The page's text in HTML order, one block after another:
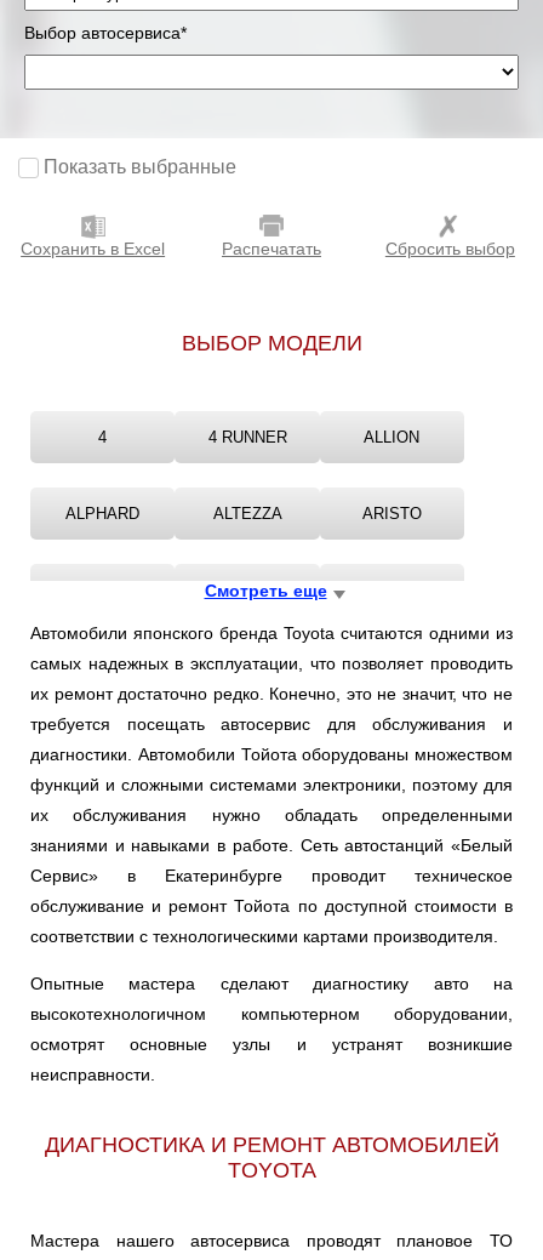
Выбор автосервиса*
Показать выбранные
Сохранить в Excel Распечатать Сбросить выбор
ВЫБОР МОДЕЛИ
4 4 RUNNER ALLION
ALPHARD ALTEZZA ARISTO
AVALON
AYGO BREVIS CALDINA
CARINA CAVALIER CELICA
CENTURY CHASER
CROWN CYNOS DUET
Смотреть еще
Автомобили японского бренда Toyota считаются одними из
самых надежных в эксплуатации, что позволяет проводить
их ремонт достаточно редко. Конечно, это не значит, что не
требуется посещать автосервис для обслуживания и
диагностики. Автомобили Тойота оборудованы множеством
функций и сложными системами электроники, поэтому для
их обслуживания нужно обладать определенными
знаниями и навыками в работе. Сеть автостанций «Белый
Сервис» в Екатеринбурге проводит техническое
обслуживание и ремонт Тойота по доступной стоимости в
соответствии с технологическими картами производителя.
Опытные мастера сделают диагностику авто на
высокотехнологичном компьютерном оборудовании,
осмотрят основные узлы и устранят возникшие
неисправности.
ДИАГНОСТИКА И РЕМОНТ АВТОМОБИЛЕЙ
TOYOTA
Мастера нашего автосервиса проводят плановое ТО